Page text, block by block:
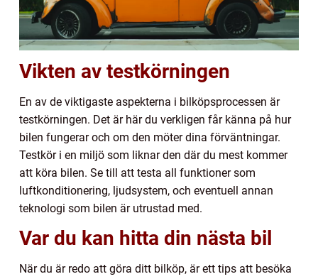
Vikten av testkörningen
En av de viktigaste aspekterna i bilköpsprocessen är
testkörningen. Det är här du verkligen får känna på hur
bilen fungerar och om den möter dina förväntningar.
Testkör i en miljö som liknar den där du mest kommer
att köra bilen. Se till att testa all funktioner som
luftkonditionering, ljudsystem, och eventuell annan
teknologi som bilen är utrustad med.
Var du kan hitta din nästa bil
När du är redo att göra ditt bilköp, är ett tips att besöka